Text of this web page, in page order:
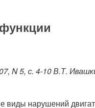
N 5, с. 4-10В.Т.
виды нарушений